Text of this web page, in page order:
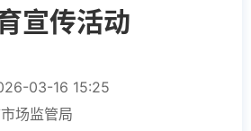
宣传活动
03-16 15:25
场监管局